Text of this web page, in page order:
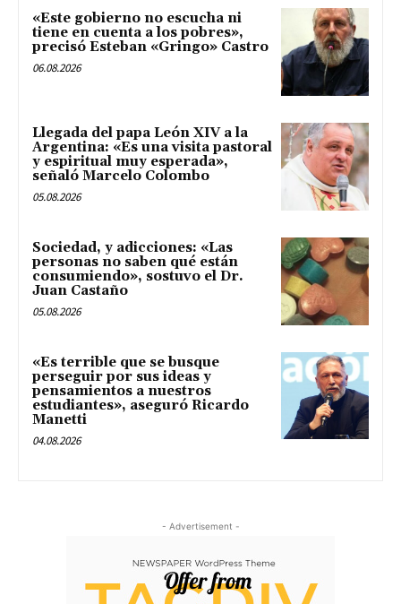
«Este gobierno no escucha ni
tiene en cuenta a los pobres»,
precisó Esteban «Gringo» Castro
06.08.2026
Llegada del papa León XIV a la
Argentina: «Es una visita pastoral
y espiritual muy esperada»,
señaló Marcelo Colombo
05.08.2026
Sociedad, y adicciones: «Las
personas no saben qué están
consumiendo», sostuvo el Dr.
Juan Castaño
05.08.2026
«Es terrible que se busque
perseguir por sus ideas y
pensamientos a nuestros
estudiantes», aseguró Ricardo
Manetti
04.08.2026
- Advertisement -
LinkedIn